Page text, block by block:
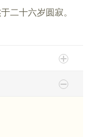
二十六岁圆寂。